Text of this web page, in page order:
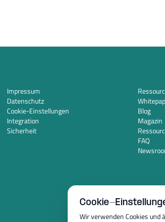
Impressum
Datenschutz
Cookie-Einstellungen
Integration
Sicherheit
Blog
Magazin
FAQ
Cookie-
Wir verwenden Cookies und